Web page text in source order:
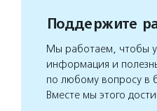
Поддержите
Мы работаем, чтобы у
информация и
по любому вопросу в
Вместе мы этого